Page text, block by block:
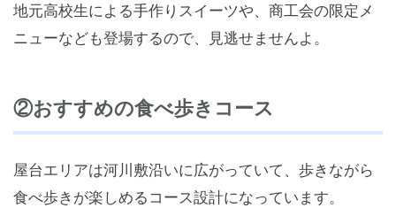
地元高校生による手作りスイーツや、商工会の限定メ
ニューなども登場するので、見逃せませんよ。
②おすすめの食べ歩きコース
屋台エリアは河川敷沿いに広がっていて、歩きながら
食べ歩きが楽しめるコース設計になっています。